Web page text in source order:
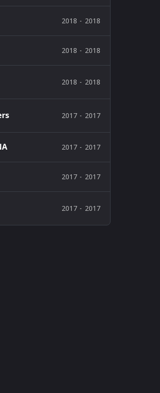
2018 - 2018
2018 - 2018
2018 - 2018
2017 - 2017
2017 - 2017
2017 - 2017
2017 - 2017